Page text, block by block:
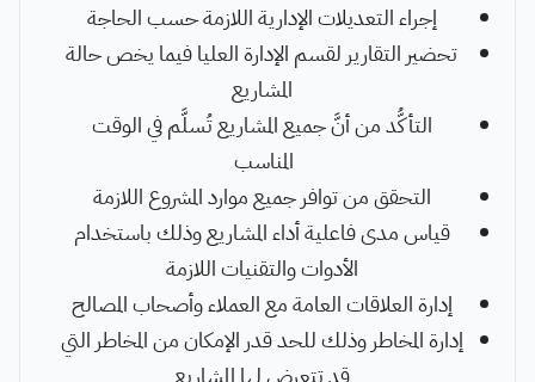
إجراء التعديلات الإدارية اللازمة حسب الحاجة
تحضير التقارير لقسم الإدارة العليا فيما يخص حالة
المشاريع
التأكُّد من أنَّ جميع المشاريع تُسلَّم في الوقت
المناسب
التحقق من توافر جميع موارد المشروع اللازمة
قياس مدى فاعلية أداء المشاريع وذلك باستخدام
الأدوات والتقنيات اللازمة
إدارة العلاقات العامة مع العملاء وأصحاب المصالح
إدارة المخاطر وذلك للحد قدر الإمكان من المخاطر التي